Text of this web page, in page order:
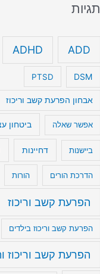
תגיות
ADD
ADHD
DSM
PTSD
אבחון הפרעת קשב וריכוז
אפשר שאלה ביטחון
ביישנות דחיינות
הדרכת הורים הורות
הפרעת קשב וריכוז
הפרעת קשב וריכוז בילדים
הפרעת קשב וריכוז